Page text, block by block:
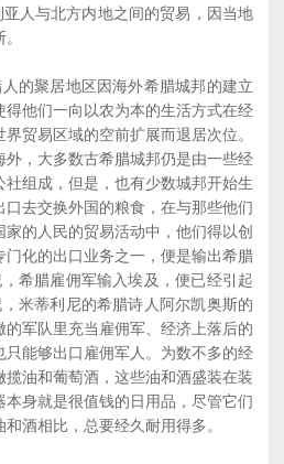
人与北方内地之间的贸易，因当地
聚居地区因海外希腊城邦的建立
他们一向以农为本的生活方式在经
贸易区域的空前扩展而退居次位。
，大多数古希腊城邦仍是由一些经
组成，但是，也有少数城邦开始生
去交换外国的粮食，在与那些他们
的人民的贸易活动中，他们得以创
化的出口业务之一，便是输出希腊
希腊雇佣军输入埃及，便已经引起
米蒂利尼的希腊诗人阿尔凯奥斯的
军队里充当雇佣军、经济上落后的
能够出口雇佣军人。为数不多的经
油和葡萄酒，这些油和酒盛装在装
身就是很值钱的日用品，尽管它们
酒相比，总要经久耐用得多。